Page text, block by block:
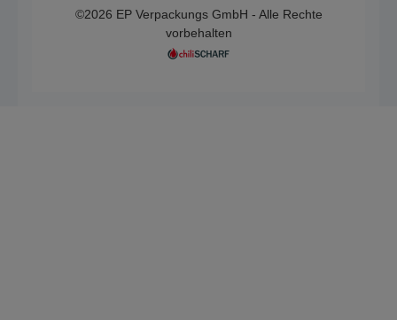
©2026 EP Verpackungs GmbH - Alle Rechte
vorbehalten